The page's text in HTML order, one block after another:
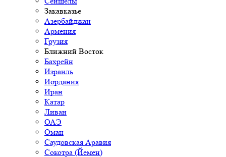
Закавказье
Азербайджан
Армения
Грузия
Ближний Восток
Бахрейн
Израиль
Иордания
Иран
Катар
Ливан
ОАЭ
Оман
Саудовская Аравия
Сокотра (Йемен)